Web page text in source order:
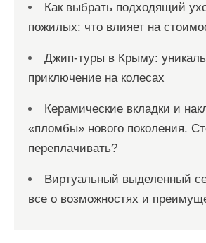
Как выбрать подходящий
пожилых: что влияет на
Джип-туры в Крыму:
приключение на колесах
Керамические вкладки и
«пломбы» нового поколения.
переплачивать?
Виртуальный выделенный
все о возможностях и